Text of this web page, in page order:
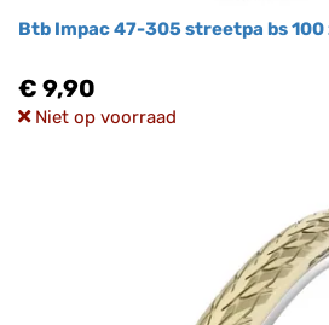
Btb Impac 47-305 streetpa bs
€ 9,90
Niet op voorraad